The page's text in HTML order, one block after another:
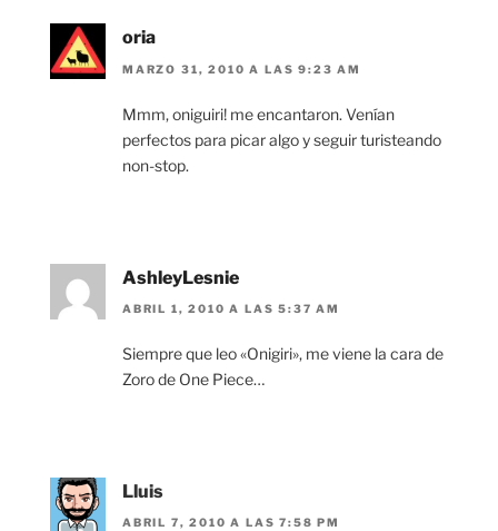
oria
MARZO 31, 2010 A LAS 9:23 AM
Mmm, oniguiri! me encantaron. Venían
perfectos para picar algo y seguir turisteando
non-stop.
AshleyLesnie
ABRIL 1, 2010 A LAS 5:37 AM
Siempre que leo «Onigiri», me viene la cara de
Zoro de One Piece…
Lluis
ABRIL 7, 2010 A LAS 7:58 PM